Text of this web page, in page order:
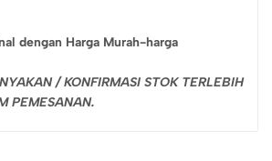
dengan Harga Murah-harga
/ KONFIRMASI STOK TERLEBIH
PEMESANAN.